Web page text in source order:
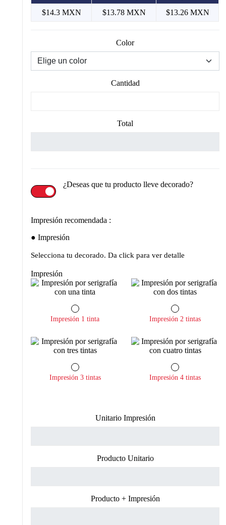
$14.3 MXN $13.78 MXN $13.26 MXN
Color
Cantidad
Total
¿Deseas que tu producto lleve decorado?
Impresión recomendada :
Impresión
Selecciona tu decorado. Da click para ver detalle
Impresión
Impresión 1 tinta Impresión 2 tintas
Impresión 3 tintas Impresión 4 tintas
Unitario Impresión
Producto Unitario
Producto + Impresión